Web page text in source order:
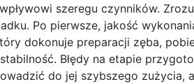
szeregu czynników.
Po pierwsze, jakość
dokonuje preparacji zęba,
Błędy na etapie
do jej szybszego zużycia,